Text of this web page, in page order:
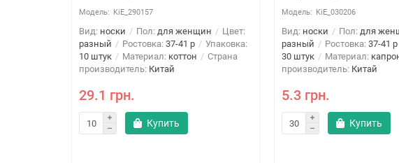
KiE_290157
Вид: носки Пол: для женщин
Цвет:
разный
Ростовка: 37-41 р
Упаковка:
10 штук
Материал: коттон
Страна
производитель: Китай
29.1 грн.
Купить
KiE_030206
Вид: носки Пол: для
разный
Ростовка: 37-41 р
30 штук
Материал:
производитель: Китай
5.3 грн.
Купить